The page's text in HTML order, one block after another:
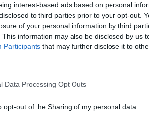
interest-based ads based on personal
to third parties prior to your opt-out.
of your personal information by third
This information may also be disclosed by us
Participants that may further disclose it to
Data Processing Opt Outs
opt-out of the Sharing of my personal data.
ΜΟΥΣΙΚΗ / ΜΟΥΣΙΚΑ ΝΕΑ
Ο Απόστολος
Νότου Plus
Ο Απόστολος Κίτσος
Αναχώρηση: Ο